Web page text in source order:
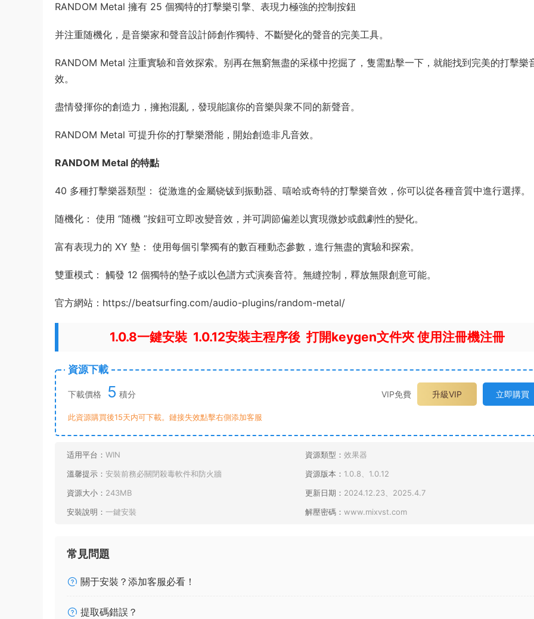
RANDOM Metal 擁有 25 個獨特的打擊樂引擎、表現力極強的控制按鈕
并注重随機化，是音樂家和聲音設計師創作獨特、不斷變化的聲音的完美工具。
RANDOM Metal 注重實驗和音效探索。别再在無窮無盡的采樣中挖掘了，隻需點擊一下，就能找到完美的打擊樂
效。
盡情發揮你的創造力，擁抱混亂，發現能讓你的音樂與衆不同的新聲音。
RANDOM Metal 可提升你的打擊樂潛能，開始創造非凡音效。
RANDOM Metal 的特點
40 多種打擊樂器類型： 從激進的金屬铙钹到振動器、嘻哈或奇特的打擊樂音效，你可以從各種音質中進行選擇。
随機化： 使用 “随機 ”按鈕可立即改變音效，并可調節偏差以實現微妙或戲劇性的變化。
富有表現力的 XY 墊： 使用每個引擎獨有的數百種動态參數，進行無盡的實驗和探索。
雙重模式： 觸發 12 個獨特的墊子或以色譜方式演奏音符。無縫控制，釋放無限創意可能。
官方網站：https://beatsurfing.com/audio-plugins/random-metal/
1.0.8一鍵安裝 1.0.12安裝主程序後 打開keygen文件夾 使用注冊機注冊
資源下載
下載價格 5 積分 VIP免費 升級VIP 立即購買
此資源購買後15天内可下載。鏈接失效點擊右側添加客服
适用平台： WIN 資源類型： 效果器
溫馨提示： 安裝前務必關閉殺毒軟件和防火牆 資源版本： 1.0.8、1.0.12
資源大小： 243MB 更新日期： 2024.12.23、2025.4.7
安裝說明： 一鍵安裝 解壓密碼： www.mixvst.com
常見問題
關于安裝？添加客服必看！
提取碼錯誤？